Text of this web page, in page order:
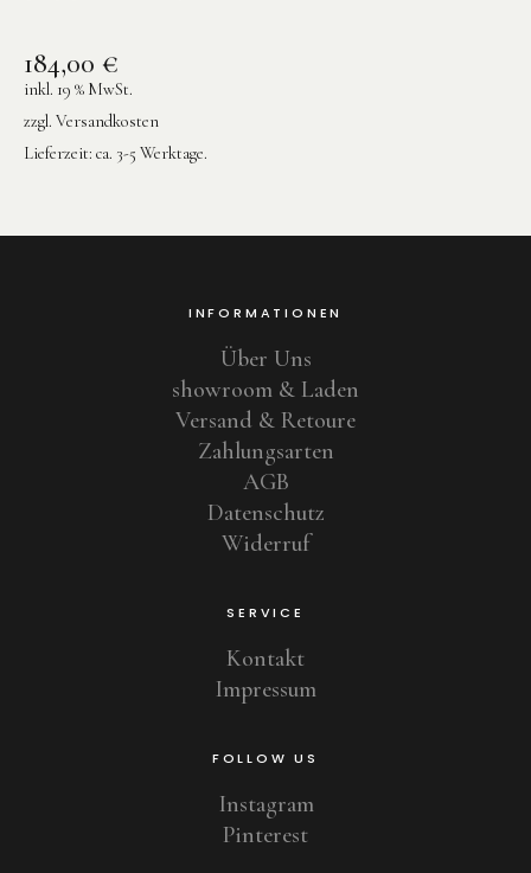
184,00 €
inkl. 19 % MwSt.
zzgl. Versandkosten
Lieferzeit: ca. 3-5 Werktage.
INFORMATIONEN
Über Uns
showroom & Laden
Versand & Retoure
Zahlungsarten
AGB
Datenschutz
Widerruf
SERVICE
Kontakt
Impressum
FOLLOW US
Instagram
Pinterest